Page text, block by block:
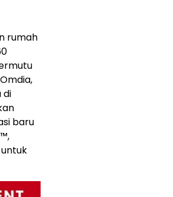
rumah
di
baru